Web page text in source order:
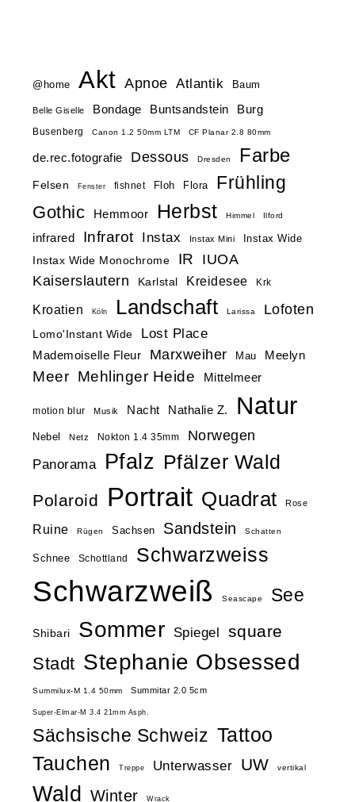
@home Akt Apnoe Atlantik Baum
Belle Giselle Bondage Buntsandstein Burg
Busenberg Canon 1.2 50mm LTM CF Planar 2.8 80mm
de.rec.fotografie Dessous Dresden Farbe
Felsen Fenster fishnet Floh Flora Frühling
Gothic Hemmoor Herbst Himmel Ilford
infrared Infrarot Instax Instax Mini
Instax Wide
Instax Wide Monochrome
IR
IUOA
Kaiserslautern
Karlstal Kreidesee Krk
Kroatien Köln Landschaft Larissa Lofoten
Lomo'Instant Wide Lost Place
Mademoiselle Fleur Marxweiher Mau Meelyn
Meer Mehlinger Heide Mittelmeer
motion blur Musik Nacht Nathalie Z. Natur
Nebel Netz Nokton 1.4 35mm Norwegen
Panorama Pfalz Pfälzer Wald
Polaroid Portrait Quadrat Rose
Ruine Rügen Sachsen Sandstein Schatten
Schnee Schottland Schwarzweiss
Schwarzweiß Seascape See
Shibari Sommer Spiegel square
Stadt Stephanie Obsessed
Summilux-M 1.4 50mm Summitar 2.0 5cm
Super-Elmar-M 3.4 21mm Asph.
Sächsische Schweiz Tattoo
Tauchen
Treppe Unterwasser UW vertikal
Wald Winter Wrack